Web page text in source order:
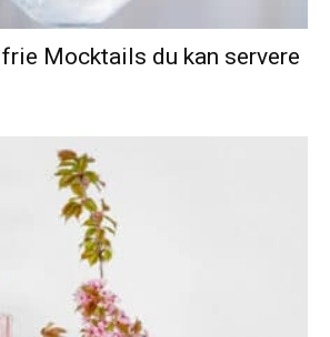
Mocktails du kan servere